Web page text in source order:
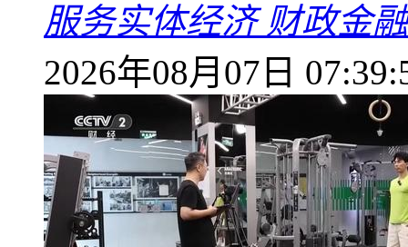
服务实体经济 财政金
2026年08月07日